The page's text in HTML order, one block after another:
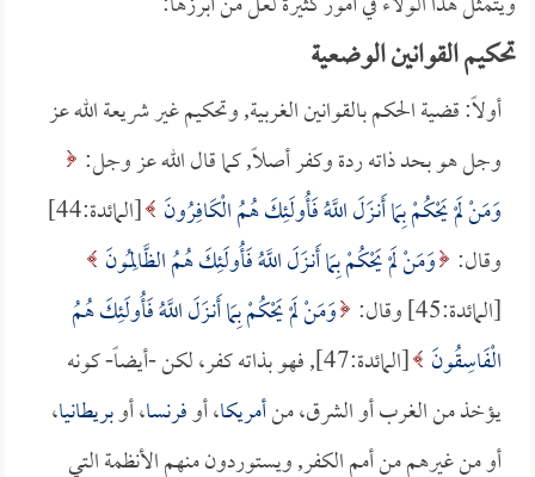
تحكيم القوانين الوضعية
أولاً: قضية الحكم بالقوانين الغربية, وتحكيم غير شريعة الله عز
وجل هو بحد ذاته ردة وكفر أصلاً, كما قال الله عز وجل:
وَمَنْ لَمْ يَحْكُمْ بِمَا أَنـزَلَ اللَّهُ فَأُولَئِكَ هُمُ الْكَافِرُونَ
[المائدة:44]
وقال: وَمَنْ لَمْ يَحْكُمْ بِمَا أَنـزَلَ اللَّهُ فَأُولَئِكَ هُمُ الظَّالِمُونَ
[المائدة:45] وقال:
وَمَنْ لَمْ يَحْكُمْ بِمَا أَنـزَلَ اللَّهُ فَأُولَئِكَ هُمُ
الْفَاسِقُونَ
[المائدة:47], فهو بذاته كفر، لكن -أيضاً- كونه
يؤخذ من الغرب أو الشرق، منأمريكا، أوفرنسا، أوبريطانيا،
أو من غيرهم من أمم الكفر, ويستوردون منهم الأنظمة التي